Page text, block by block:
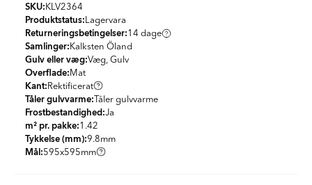
SKU: KLV2364
Produktstatus: Lagervara
Returneringsbetingelser:14 dage
Samlinger: Kalksten Öland
Gulv eller væg:Væg, Gulv
Overflade: Mat
Kant: Rektificerat
Tåler gulvvarme: Tåler gulvvarme
Frostbestandighed:Ja
m² pr. pakke:1.42
Tykkelse (mm):9.8mm
Mål:595x595mm